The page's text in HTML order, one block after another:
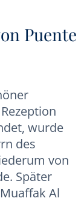
Puente
wurde
des
von
Später
Al